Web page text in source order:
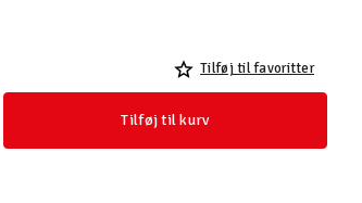
Tilføj til favoritter
Tilføj til kurv